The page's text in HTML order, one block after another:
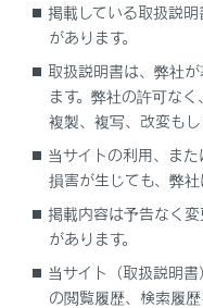
合わせて見られている
Lexus Teammate
低速時に障害物との接
最適な車間距離を保っ
掲載している取扱説
があります。
取扱説明書は、弊社
ます。弊社の許可な
複製、複写、改変もし
当サイトの利用、ま
損害が生じても、弊社
掲載内容は予告なく
があります。
当サイト（取扱説明
の閲覧履歴、検索履